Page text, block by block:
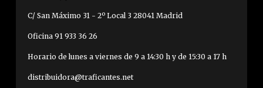
C/ San Máximo 31 - 2º Local 3 28041 Madrid
Oficina 91 933 36 26
Horario de lunes a viernes de 9 a 14:30 h y de 15:30 a 17 h
distribuidora@traficantes.net